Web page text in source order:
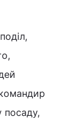
посаду,